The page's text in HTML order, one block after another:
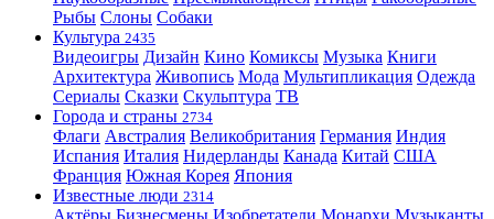
Рыбы Слоны Собаки
Культура 2435
Видеоигры Дизайн Кино Комиксы Музыка Книги
Архитектура Живопись Мода Мультипликация Одежда
Сериалы Сказки Скульптура ТВ
Города и страны 2734
Флаги Австралия Великобритания Германия Индия
Испания Италия Нидерланды Канада Китай США
Франция Южная Корея Япония
Известные люди 2314
Актёры Бизнесмены Изобретатели Монархи Музыканты